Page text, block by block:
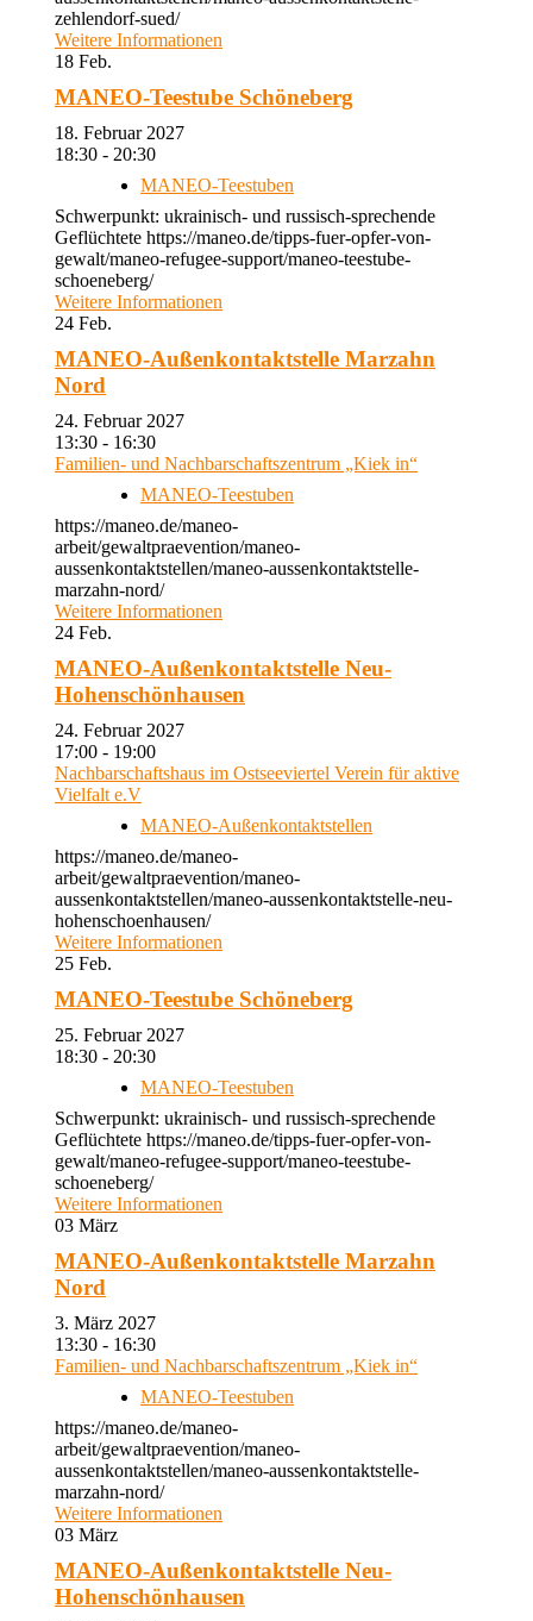
zehlendorf-sued/
Weitere Informationen
18 Feb.
MANEO-Teestube Schöneberg
18. Februar 2027
18:30 - 20:30
MANEO-Teestuben
Schwerpunkt: ukrainisch- und russisch-sprechende
Geflüchtete https://maneo.de/tipps-fuer-opfer-von-
gewalt/maneo-refugee-support/maneo-teestube-
schoeneberg/
Weitere Informationen
24 Feb.
MANEO-Außenkontaktstelle Marzahn
Nord
24. Februar 2027
13:30 - 16:30
Familien- und Nachbarschaftszentrum „Kiek in“
MANEO-Teestuben
https://maneo.de/maneo-
arbeit/gewaltpraevention/maneo-
aussenkontaktstellen/maneo-aussenkontaktstelle-
marzahn-nord/
Weitere Informationen
24 Feb.
MANEO-Außenkontaktstelle Neu-
Hohenschönhausen
24. Februar 2027
17:00 - 19:00
Nachbarschaftshaus im Ostseeviertel Verein für aktive
Vielfalt e.V
MANEO-Außenkontaktstellen
https://maneo.de/maneo-
arbeit/gewaltpraevention/maneo-
aussenkontaktstellen/maneo-aussenkontaktstelle-neu-
hohenschoenhausen/
Weitere Informationen
25 Feb.
MANEO-Teestube Schöneberg
25. Februar 2027
18:30 - 20:30
MANEO-Teestuben
Schwerpunkt: ukrainisch- und russisch-sprechende
Geflüchtete https://maneo.de/tipps-fuer-opfer-von-
gewalt/maneo-refugee-support/maneo-teestube-
schoeneberg/
Weitere Informationen
03 März
MANEO-Außenkontaktstelle Marzahn
Nord
3. März 2027
13:30 - 16:30
Familien- und Nachbarschaftszentrum „Kiek in“
MANEO-Teestuben
https://maneo.de/maneo-
arbeit/gewaltpraevention/maneo-
aussenkontaktstellen/maneo-aussenkontaktstelle-
marzahn-nord/
Weitere Informationen
03 März
MANEO-Außenkontaktstelle Neu-
Hohenschönhausen